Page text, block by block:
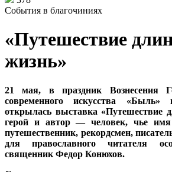
События в благочиниях
«Путешествие
жизнь»
21 мая, в праздник Вознесения
современного искусства
открылась выставка «Путешествие
герой и автор — человек, чье имя
путешественник, рекордсмен,
для православного читателя
священник Федор Конюхов.